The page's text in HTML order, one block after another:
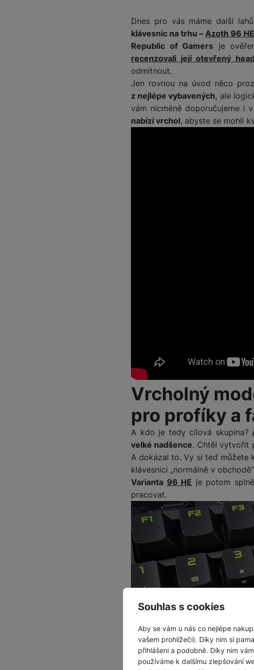
Souhlas s cookies
Aby se vám u nás co nejlépe
vašem prohlížeči). Díky nim si
přihlášeni a podobně. Díky nim
používáme k dalšímu zlepšování
Dnes pro vás máme další
klávesnic na trhu – Azoth 96 HE
Republic of Gamers je
recenzovali její otevřený
odmítnout.
Jen rovnou na úvod něco
z nejlépe vybavených, ale
vám nicméně doporučujeme i
nabízí vrchol, abyste se mohli
Vrcholný
pro profíky a
A kdo je tedy cílová skupina?
velké nadšence. Chtěl vytvořit
A dokázal to. Vy si teď můžete
klávesnici „normálně v
Varianta 96 HE je potom
pracovat.